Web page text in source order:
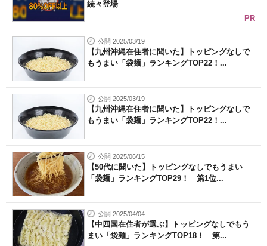
続々登場
PR
公開 2025/03/19
【九州沖縄在住者に聞いた】トッピングなしで
もうまい「袋麺」ランキングTOP22！...
公開 2025/03/19
【九州沖縄在住者に聞いた】トッピングなしで
もうまい「袋麺」ランキングTOP22！...
公開 2025/06/15
【50代に聞いた】トッピングなしでもうまい
「袋麺」ランキングTOP29！ 第1位...
公開 2025/04/04
【中四国在住者が選ぶ】トッピングなしでもう
まい「袋麺」ランキングTOP18！ 第...